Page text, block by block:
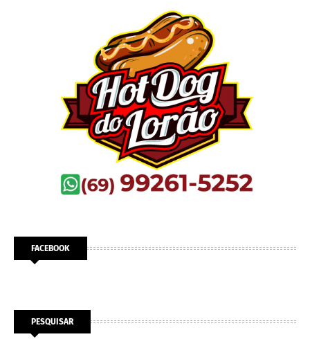
FACEBOOK
PESQUISAR